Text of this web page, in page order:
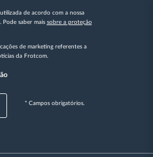
de acordo com a nossa
. Pode saber mais sobre a proteção
de marketing referentes a
da Frotcom.
* Campos obrigatórios.